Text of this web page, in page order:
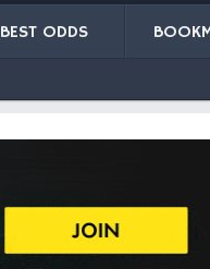
BEST ODDS